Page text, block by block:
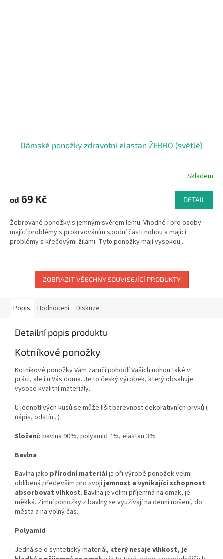
Dámské ponožky zdravotní elastan ŽEBRO (světlé)
Skladem
od 69 Kč DETAIL
Žebrované ponožky s jemným svěrem lemu. Vhodné i pro osoby
mající problémy s prokrvováním spodní části nohou a mající
problémy s křečovými žilami. Tyto ponožky mají vysokou...
ZOBRAZIT VŠECHNY SOUVISEJÍCÍ PRODUKTY
Popis Hodnocení Diskuze
Detailní popis produktu
Kotníkové ponožky
Kotníkové ponožky Vám zaručí pohodlí Vašich nohou také v
práci, ale i u Vás doma. Je to český výrobek, který obsahuje
vysoce kvalitní materiály.
U jednotlivých kusů se může lišit barevnost dekorativních prvků (
nápis, odstín...)
Složení: bavlna 90%, polyamid 7%, elastan 3%
Bavlna
Bavlna jako přírodní materiálje při výrobě ponožek velmi
oblíbená především pro svoji jemnost a vynikající schopnost
absorbovat vlhkost. Bavlna je velmi příjemná na omak, je
měkká. Zimní ponožky z bavlny se využívají na denní nošení, do
města a na volný čas.
Polyamid
Jedná se o syntetický materiál, který nesaje vlhkost, je